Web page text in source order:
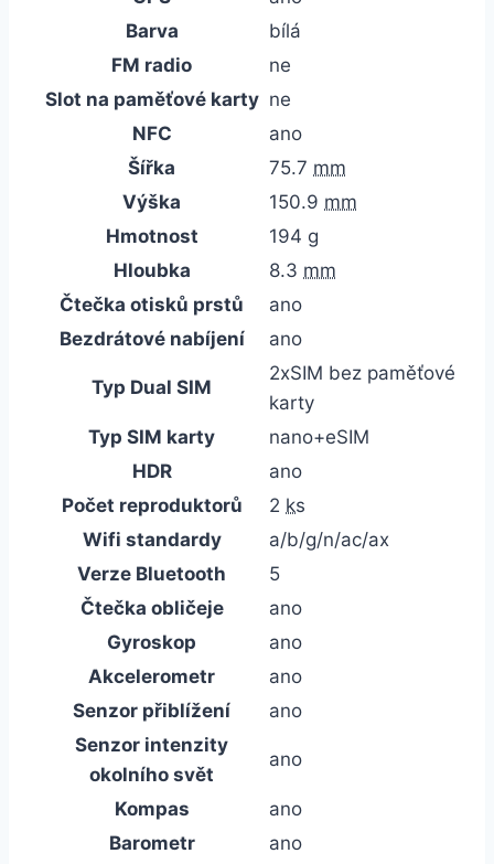
Barva
bílá
FM radio
ne
Slot na paměťové karty ne
NFC
ano
Šířka
75.7 mm
Výška
150.9 mm
Hmotnost
194 g
Hloubka
8.3 mm
Čtečka otisků prstů
ano
Bezdrátové nabíjení
ano
Typ Dual SIM
2xSIM bez paměťové
karty
Typ SIM karty
nano+eSIM
HDR
ano
Počet reproduktorů
2 ks
Wifi standardy
a/b/g/n/ac/ax
Verze Bluetooth
5
Čtečka obličeje
ano
Gyroskop
ano
Akcelerometr
ano
Senzor přiblížení
ano
Senzor intenzity
okolního svět
ano
Kompas
ano
Barometr
ano